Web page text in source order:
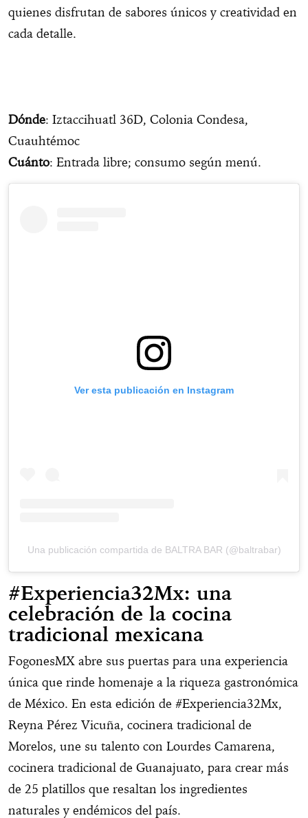
quienes disfrutan de sabores únicos y creatividad en
cada detalle.
Dónde: Iztaccihuatl 36D, Colonia Condesa,
Cuauhtémoc
Cuánto: Entrada libre; consumo según menú.
Ver esta publicación en Instagram
Una publicación compartida de BALTRA BAR (@baltrabar)
#Experiencia32Mx: una
celebración de la cocina
tradicional mexicana
FogonesMX abre sus puertas para una experiencia
única que rinde homenaje a la riqueza gastronómica
de México. En esta edición de #Experiencia32Mx,
Reyna Pérez Vicuña, cocinera tradicional de
Morelos, une su talento con Lourdes Camarena,
cocinera tradicional de Guanajuato, para crear más
de 25 platillos que resaltan los ingredientes
naturales y endémicos del país.